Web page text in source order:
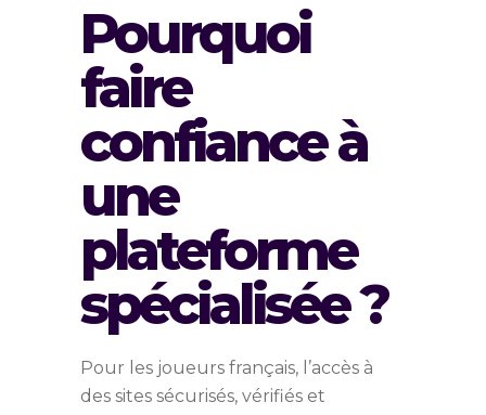
Pourquoi
faire
confiance à
une
plateforme
spécialisée ?
Pour les joueurs français, l’accès à
des sites sécurisés, vérifiés et